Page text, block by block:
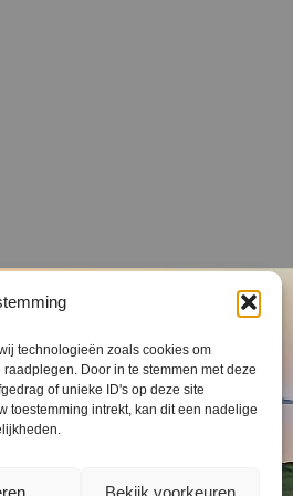
technologieën zoals cookies om
Door in te stemmen met deze
of unieke ID's op deze site
toestemming intrekt, kan dit een nadelige
Bekijk voorkeuren
(EU)